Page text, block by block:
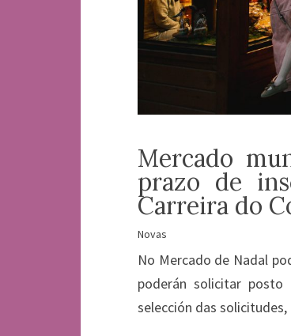
Mercado
prazo de
Carreira do
Novas
No Mercado de Nadal
poderán solicitar posto
selección das